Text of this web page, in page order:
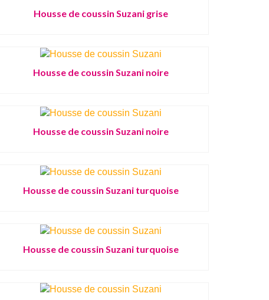
Housse de coussin Suzani grise
Housse de coussin Suzani noire
Housse de coussin Suzani noire
Housse de coussin Suzani turquoise
Housse de coussin Suzani turquoise